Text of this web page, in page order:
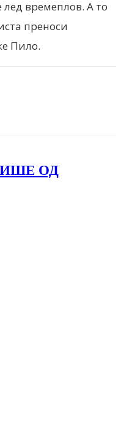
времеплов. А то
преноси
Пило.
ОД